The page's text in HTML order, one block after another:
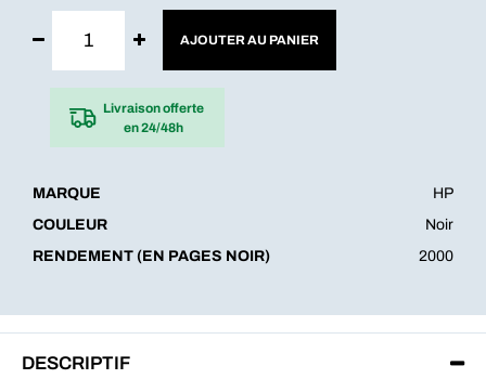
AJOUTER AU PANIER
Livraison offerte
en 24/48h
MARQUE
HP
COULEUR
Noir
RENDEMENT (EN PAGES NOIR)
2000
DESCRIPTIF